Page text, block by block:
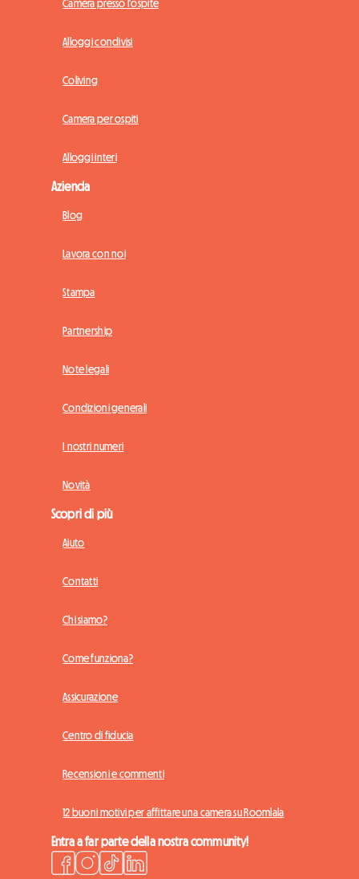
Camera presso l'ospite
Alloggi condivisi
Coliving
Camera per ospiti
Alloggi interi
Azienda
Blog
Lavora con noi
Stampa
Partnership
Note legali
Condizioni generali
I nostri numeri
Novità
Scopri di più
Aiuto
Contatti
Chi siamo?
Come funziona?
Assicurazione
Centro di fiducia
Recensioni e commenti
12 buoni motivi per affittare una camera su Roomlala
Entra a far parte della nostra community!